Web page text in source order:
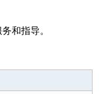
和指导。